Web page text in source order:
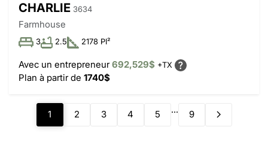
CHARLIE 3634
Farmhouse
3 2.5 2178 PI²
Avec un entrepreneur692,529$ +TX
Plan à partir de 1740$
1 2 3 4 5 ... 9